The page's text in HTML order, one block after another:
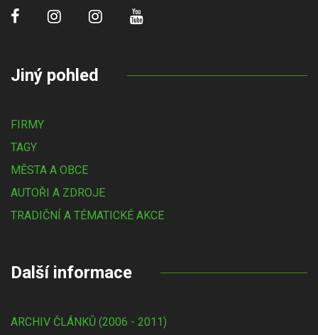
Jiný pohled
FIRMY
TAGY
MĚSTA A OBCE
AUTOŘI A ZDROJE
TRADIČNÍ A TÉMATICKÉ AKCE
Další informace
ARCHIV ČLÁNKŮ (2006 - 2011)